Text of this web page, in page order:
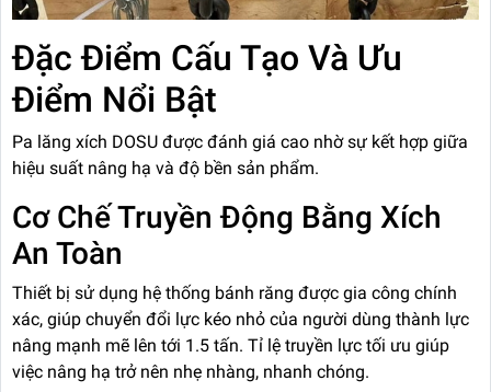
Đặc Điểm Cấu Tạo Và Ưu
Điểm Nổi Bật
Pa lăng xích DOSU được đánh giá cao nhờ sự kết hợp giữa
hiệu suất nâng hạ và độ bền sản phẩm.
Cơ Chế Truyền Động Bằng Xích
An Toàn
Thiết bị sử dụng hệ thống bánh răng được gia công chính
xác, giúp chuyển đổi lực kéo nhỏ của người dùng thành lực
nâng mạnh mẽ lên tới 1.5 tấn. Tỉ lệ truyền lực tối ưu giúp
việc nâng hạ trở nên nhẹ nhàng, nhanh chóng.